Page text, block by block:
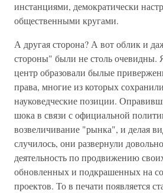
инстанциями, демократиче­ски
общественными кругами.
А другая сторона? А вот облик и
стороны" были не столь очевидны.
центр образовали былые
пра­ва, многие из которых
науковедческие позиции.
шока в связи с официальной
возвеличивание "рынка", и делая
случилось, они развер­нули
деятельность по продвижению
обновленных и подкрашенных на
проектов. То в печати появляется